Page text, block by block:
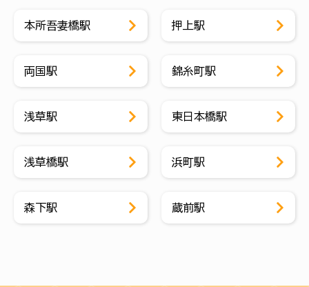
本所吾妻橋駅 押上駅
両国駅 錦糸町駅
浅草駅 東日本橋駅
浅草橋駅 浜町駅
森下駅 蔵前駅